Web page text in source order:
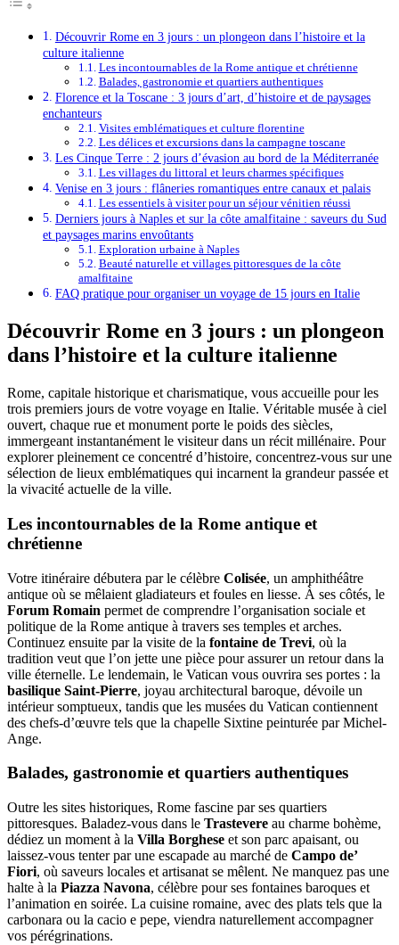
Découvrir Rome en 3 jours : un plongeon dans l’histoire et la
culture italienne
Les incontournables de la Rome antique et chrétienne
Balades, gastronomie et quartiers authentiques
Florence et la Toscane : 3 jours d’art, d’histoire et de paysages
enchanteurs
Visites emblématiques et culture florentine
Les délices et excursions dans la campagne toscane
Les Cinque Terre : 2 jours d’évasion au bord de la Méditerranée
Les villages du littoral et leurs charmes spécifiques
Venise en 3 jours : flâneries romantiques entre canaux et palais
Les essentiels à visiter pour un séjour vénitien réussi
Derniers jours à Naples et sur la côte amalfitaine : saveurs du Sud
et paysages marins envoûtants
Exploration urbaine à Naples
Beauté naturelle et villages pittoresques de la côte
amalfitaine
FAQ pratique pour organiser un voyage de 15 jours en Italie
Découvrir Rome en 3 jours : un plongeon
dans l’histoire et la culture italienne
Rome, capitale historique et charismatique, vous accueille pour les
trois premiers jours de votre voyage en Italie. Véritable musée à ciel
ouvert, chaque rue et monument porte le poids des siècles,
immergeant instantanément le visiteur dans un récit millénaire. Pour
explorer pleinement ce concentré d’histoire, concentrez-vous sur une
sélection de lieux emblématiques qui incarnent la grandeur passée et
la vivacité actuelle de la ville.
Les incontournables de la Rome antique et
chrétienne
Votre itinéraire débutera par le célèbre Colisée, un amphithéâtre
antique où se mêlaient gladiateurs et foules en liesse. À ses côtés, le
Forum Romain permet de comprendre l’organisation sociale et
politique de la Rome antique à travers ses temples et arches.
Continuez ensuite par la visite de la fontaine de Trevi, où la
tradition veut que l’on jette une pièce pour assurer un retour dans la
ville éternelle. Le lendemain, le Vatican vous ouvrira ses portes : la
basilique Saint-Pierre, joyau architectural baroque, dévoile un
intérieur somptueux, tandis que les musées du Vatican contiennent
des chefs-d’œuvre tels que la chapelle Sixtine peinturée par Michel-
Ange.
Balades, gastronomie et quartiers authentiques
Outre les sites historiques, Rome fascine par ses quartiers
pittoresques. Baladez-vous dans le Trastevere au charme bohème,
dédiez un moment à la Villa Borghese et son parc apaisant, ou
laissez-vous tenter par une escapade au marché de Campo de’
Fiori, où saveurs locales et artisanat se mêlent. Ne manquez pas une
halte à la Piazza Navona, célèbre pour ses fontaines baroques et
l’animation en soirée. La cuisine romaine, avec des plats tels que la
carbonara ou la cacio e pepe, viendra naturellement accompagner
vos pérégrinations.